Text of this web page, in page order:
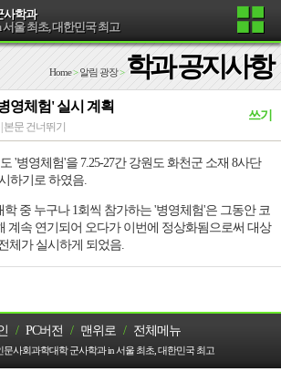
사학과
서울 최초, 대한민국 최고
Home> 알림 광장> 학과 공지사항
영체험' 실시 계획
쓰기
본문 건너뛰기
'병영체험'을 7.25-27간 강원도 화천군 소재 8사단
하기로 하였음.
학 중 누구나 1회씩 참가하는 '병영체험'은 그동안 코
계속 연기되어 오다가 이번에 정상화됨으로써 대상
체가 실시하게 되었음.
/ PC버전 / 맨위로 / 전체메뉴
사회과학대학 군사학과 in 서울 최초, 대한민국 최고